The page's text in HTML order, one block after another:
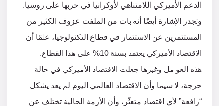
الدعم الأميركي اللامتناهي لأوكرانيا في حربها على روسيا.
وتجدر الإشارة أيضًا أنه بات من الملفت عزوف الكثير من
المستثمرين عن الاستثمار في قطاع التكنولوجيا، علمًا أن
الاقتصاد الأميركي يعتمد بسنة 10% على هذا القطاع.
هذه العوامل وغيرها جعلت الاقتصاد الأميركي في حالة
حرجة، لا سيما وأن الاقتصاد العالمي اليوم لم يعد يشكل
“رافعة” لأي اقتصاد متعثّر، وأن الأزمة الحالية تختلف عن